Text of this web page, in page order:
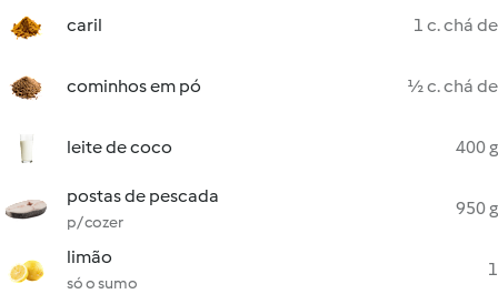
caril 1 c. chá de
cominhos em pó ½ c. chá de
leite de coco 400 g
postas de pescada
p/ cozer
950 g
limão
só o sumo
1